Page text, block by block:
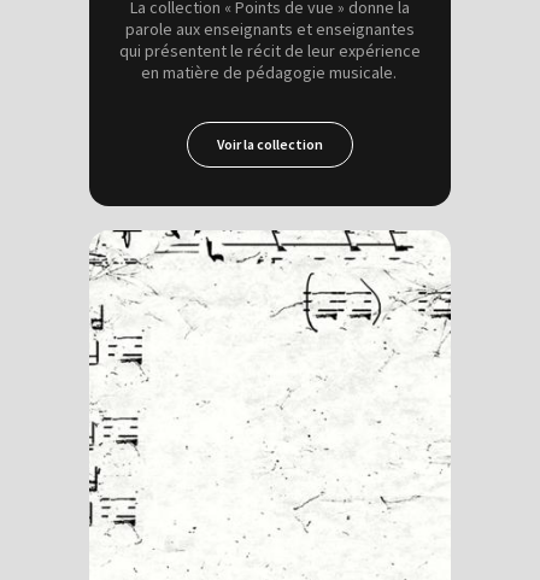
La collection « Points de vue » donne la
parole aux enseignants et enseignantes
qui présentent le récit de leur expérience
en matière de pédagogie musicale.
Voir la collection